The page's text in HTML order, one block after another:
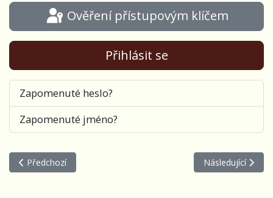
Ověření přístupovým klíčem
Přihlásit se
Zapomenuté heslo?
Zapomenuté jméno?
Předchozí článek: PREMIÉRA klipu Slávka Janouška Počítání
Předchozí Další článek:
Následující